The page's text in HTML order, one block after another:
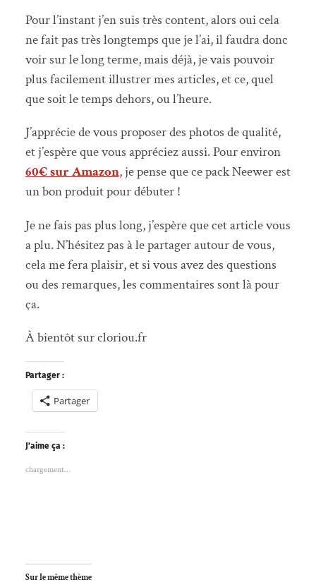
Pour l’instant j’en suis très content, alors oui cela
ne fait pas très longtemps que je l’ai, il faudra donc
voir sur le long terme, mais déjà, je vais pouvoir
plus facilement illustrer mes articles, et ce, quel
que soit le temps dehors, ou l’heure.
J’apprécie de vous proposer des photos de qualité,
et j’espère que vous appréciez aussi. Pour environ
60€ sur Amazon, je pense que ce pack Neewer est
un bon produit pour débuter !
Je ne fais pas plus long, j’espère que cet article vous
a plu. N’hésitez pas à le partager autour de vous,
cela me fera plaisir, et si vous avez des questions
ou des remarques, les commentaires sont là pour
ça.
À bientôt sur cloriou.fr
Partager :
Partager
J’aime ça :
chargement…
Sur le même thème